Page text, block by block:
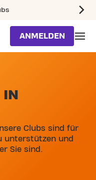
ANMELDEN
IN
Clubs sind für
unterstützen und
Sie sind.